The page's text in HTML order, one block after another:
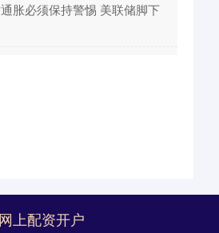
胀必须保持警惕 美联储脚下
网上配资开户